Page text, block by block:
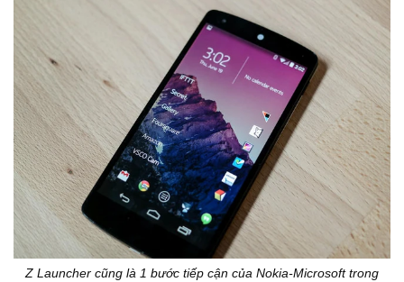
Z Launcher cũng là 1 bước tiếp cận của Nokia-Microsoft trong